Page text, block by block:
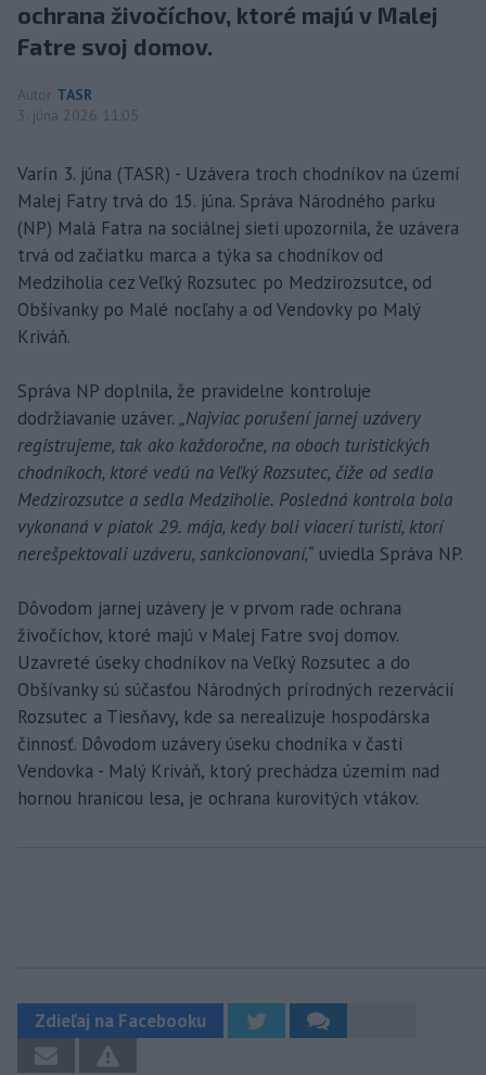
ochrana živočíchov, ktoré majú v Malej
Fatre svoj domov.
Autor TASR
3. júna 2026 11:05
Varín 3. júna (TASR) - Uzávera troch chodníkov na území
Malej Fatry trvá do 15. júna. Správa Národného parku
(NP) Malá Fatra na sociálnej sieti upozornila, že uzávera
trvá od začiatku marca a týka sa chodníkov od
Medziholia cez Veľký Rozsutec po Medzirozsutce, od
Obšívanky po Malé nocľahy a od Vendovky po Malý
Kriváň.
Správa NP doplnila, že pravidelne kontroluje
dodržiavanie uzáver. „Najviac porušení jarnej uzávery
registrujeme, tak ako každoročne, na oboch turistických
chodníkoch, ktoré vedú na Veľký Rozsutec, čiže od sedla
Medzirozsutce a sedla Medziholie. Posledná kontrola bola
vykonaná v piatok 29. mája, kedy boli viacerí turisti, ktorí
nerešpektovali uzáveru, sankcionovaní,“ uviedla Správa NP.
Dôvodom jarnej uzávery je v prvom rade ochrana
živočíchov, ktoré majú v Malej Fatre svoj domov.
Uzavreté úseky chodníkov na Veľký Rozsutec a do
Obšívanky sú súčasťou Národných prírodných rezervácií
Rozsutec a Tiesňavy, kde sa nerealizuje hospodárska
činnosť. Dôvodom uzávery úseku chodníka v časti
Vendovka - Malý Kriváň, ktorý prechádza územím nad
hornou hranicou lesa, je ochrana kurovitých vtákov.
Zdieľaj na Facebooku